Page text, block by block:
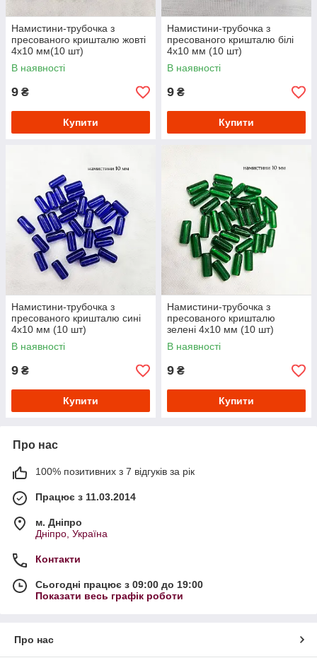
Намистини-трубочка з
пресованого кришталю жовті
4х10 мм(10 шт)
В наявності
9 ₴
Купити
Намистини-трубочка з
пресованого кришталю білі
4х10 мм (10 шт)
В наявності
9 ₴
Купити
Намистини-трубочка з
пресованого кришталю сині
4х10 мм (10 шт)
В наявності
9 ₴
Купити
Намистини-трубочка з
пресованого кришталю
зелені 4х10 мм (10 шт)
В наявності
9 ₴
Купити
Про нас
100% позитивних з 7 відгуків за рік
Працює з 11.03.2014
м. Дніпро
Дніпро, Україна
Контакти
Сьогодні працює з 09:00 до 19:00
Показати весь графік роботи
Про нас